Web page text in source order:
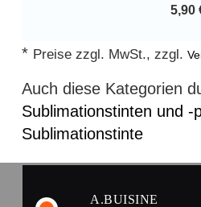
5,90
* Preise zzgl. MwSt., zzgl.
Auch diese Kategorien
Sublimationstinten und -
Sublimationstinte
A.BUISINE